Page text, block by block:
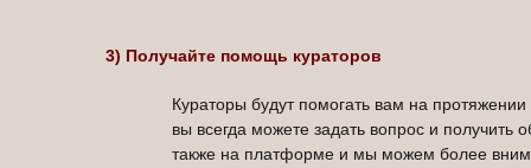
3) Получайте помощь кураторов
Кураторы будут помогать вам на протяжении
вы всегда можете задать вопрос и получить
также на платформе и мы можем более